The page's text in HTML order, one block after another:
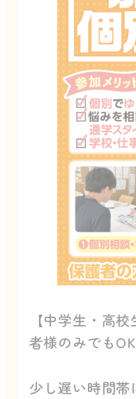
【中学生・高
者様のみでもOK
少し遅い時間